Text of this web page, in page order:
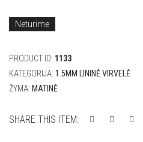
Neturime
PRODUCT ID: 1133
KATEGORIJA: 1.5MM LININĖ VIRVELĖ
ŽYMA: MATINĖ
SHARE THIS ITEM: